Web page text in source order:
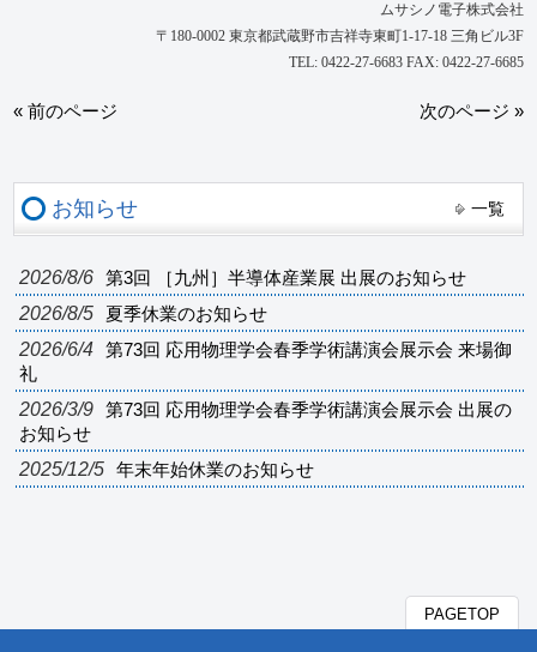
ムサシノ電子株式会社
〒180-0002 東京都武蔵野市吉祥寺東町1-17-18 三角ビル3F
TEL: 0422-27-6683 FAX: 0422-27-6685
« 前のページ 次のページ »
お知らせ 一覧
2026/8/6 第3回 ［九州］半導体産業展 出展のお知らせ
2026/8/5 夏季休業のお知らせ
2026/6/4
第73回 応用物理学会春季学術講演会展示会 来場御
礼
2026/3/9
第73回 応用物理学会春季学術講演会展示会 出展の
お知らせ
2025/12/5 年末年始休業のお知らせ
PAGETOP